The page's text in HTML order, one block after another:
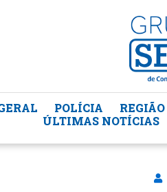
POLÍCIA REGIÃO
ÚLTIMAS NOTÍCIAS